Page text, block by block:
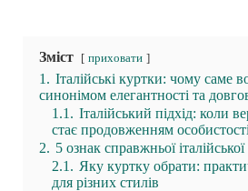
Зміст приховати
1. Італійські куртки: чому саме
синонімом елегантності та
1.1. Італійський підхід: коли
стає продовженням особистості
2. 5 ознак справжньої
2.1. Яку куртку обрати:
для різних стилів